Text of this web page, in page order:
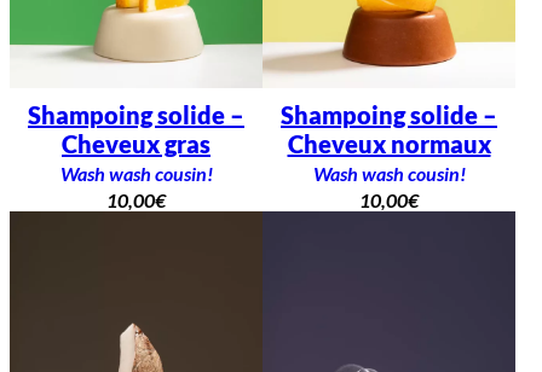
Shampoing solide –
Cheveux gras
Wash wash cousin!
10,00€
Shampoing solide –
Cheveux normaux
Wash wash cousin!
10,00€